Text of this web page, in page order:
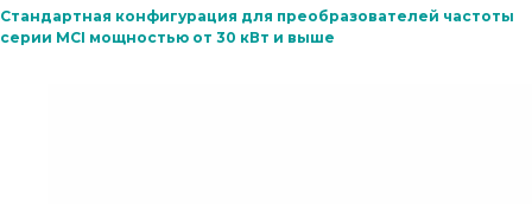
Стандартная конфигурация для преобразователей частоты
серии MCI мощностью от 30 кВт и выше